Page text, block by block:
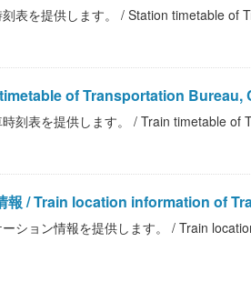
表を提供します。 / Station timetable of
of Transportation
刻表を提供します。 / Train timetable
報 / Train location information of
ション情報を提供します。 / Train